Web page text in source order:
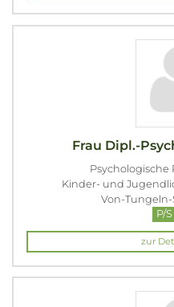
Frau Dipl.-
Psychologische
Kinder- und
Von-Tungeln-
P/S
zur